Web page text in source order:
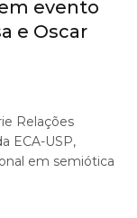
evento
e Oscar
Relações
ECA-USP,
em semiótica